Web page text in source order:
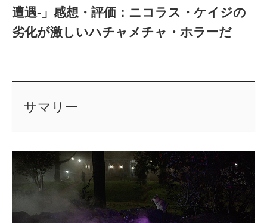
遭遇-」感想・評価：ニコラス・ケイジの
劣化が激しいハチャメチャ・ホラーだ
サマリー